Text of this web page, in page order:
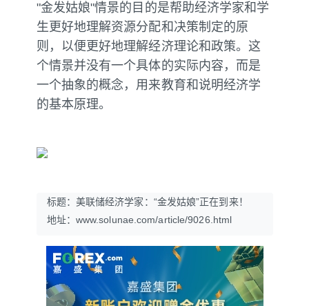
"金发姑娘"情景的目的是帮助经济学家和学
生更好地理解资源分配和决策制定的原
则，以便更好地理解经济理论和政策。这
个情景并没有一个具体的实际内容，而是
一个抽象的概念，用来教育和说明经济学
的基本原理。
标题：美联储经济学家：“金发姑娘”正在到来！
地址：www.solunae.com/article/9026.html